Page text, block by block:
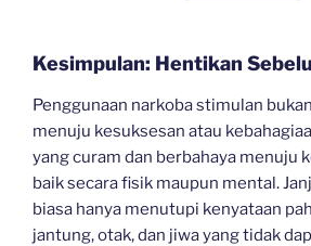
Kesimpulan: Hentikan
Penggunaan narkoba stimulan
menuju kesuksesan atau
yang curam dan berbahaya menuju
baik secara fisik maupun mental.
biasa hanya menutupi kenyataan
jantung, otak, dan jiwa yang tidak